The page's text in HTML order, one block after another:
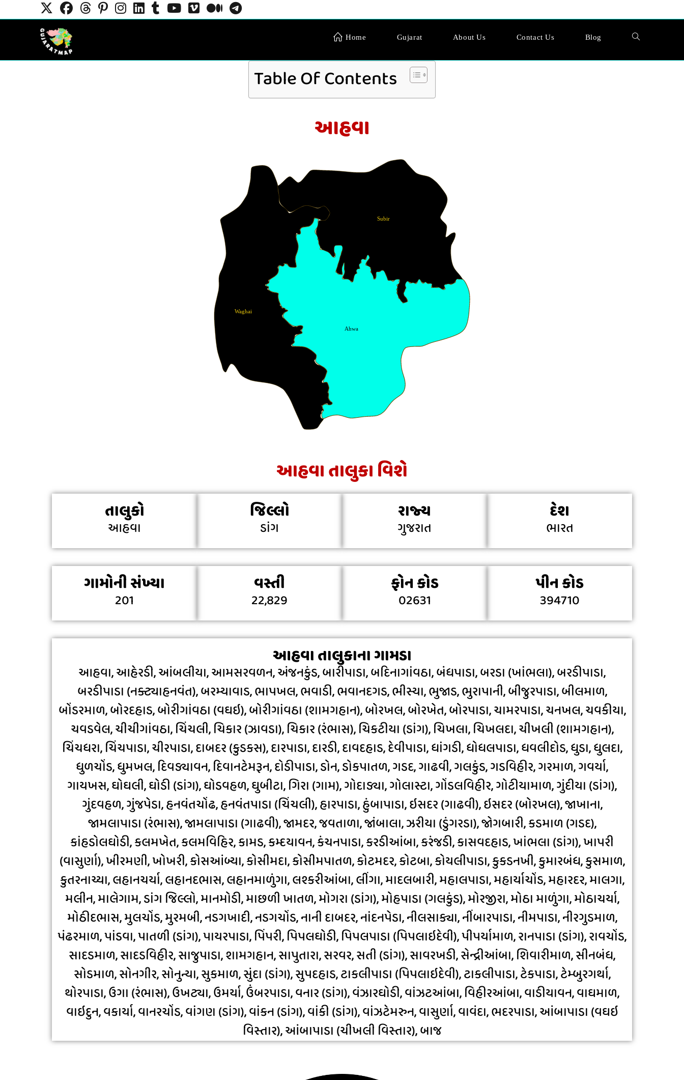
Home Gujarat About Us Contact Us Blog
Table Of Contents
આહવા
Waghai
Ahwa
Subir
આહવા તાલુકા વિશે
તાલુકો
આહવા
જિલ્લો
ડાંગ
રાજ્ય
ગુજરાત
દેશ
ભારત
ગામોની સંખ્યા
201
વસ્તી
22,829
ફોન કોડ
02631
પીન કોડ
394710
આહવા તાલુકાના ગામડા
આહવા, આહેરડી, આંબલીયા, આમસરવળન, અંજનકુંડ, બારીપાડા, બદિનાગાંવઠા, બંધપાડા, બરડા (ખાંભલા), બરડીપાડા,
બરડીપાડા (નક્ટ્યાહનવંત), બરમ્યાવાડ, ભાપખલ, ભવાડી, ભવાનદગડ, ભીસ્યા, ભુજાડ, ભુરાપાની, બીજુરપાડા, બીલમાળ,
બોંડરમાળ, બોરદહાડ, બોરીગાંવઠા (વઘઇ), બોરીગાંવઠા (શામગહાન), બોરખલ, બોરખેત, બોરપાડા, ચામરપાડા, ચનખલ, ચવકીયા,
ચવડવેલ, ચીચીગાંવઠા, ચિંચલી, ચિકાર (ઝાવડા), ચિકાર (રંભાસ), ચિકટીયા (ડાંગ), ચિખલા, ચિખલદા, ચીખલી (શામગહાન),
ચિંચધરા, ચિંચપાડા, ચીરપાડા, દાબદર (કુડકસ), દારપાડા, દારડી, દાવદહાડ, દેવીપાડા, ધાંગડી, ધોધલપાડા, ધવલીદોડ, ધુડા, ધુલદા,
ધુળચોંડ, ધુમખલ, દિવડ્યાવન, દિવાનટેમરૂન, દોડીપાડા, ડોન, ડોકપાતળ, ગડદ, ગાઢવી, ગલકુંડ, ગડવિહીર, ગરમાળ, ગવર્યા,
ગાયખસ, ઘોઘલી, ઘોડી (ડાંગ), ઘોડવહળ, ઘુબીટા, ગિરા (ગામ), ગોદાડ્યા, ગોલાસ્ટા, ગોંડલવિહીર, ગોટીયામાળ, ગુંદીયા (ડાંગ),
ગુંદવહળ, ગુંજપેડા, હનવંતચોંઢ, હનવંતપાડા (ચિંચલી), હારપાડા, હુંબાપાડા, ઇસદર (ગાઢવી), ઇસદર (બોરખલ), જાખાના,
જામલાપાડા (રંભાસ), જામલાપાડા (ગાઢવી), જામદર, જવતાળા, જાંબાલા, ઝરીયા (ડુંગરડા), જોગબારી, કડમાળ (ગડદ),
કાંહડોલઘોડી, કલમખેત, કલમવિહિર, કામડ, કમ્દયાવન, કંચનપાડા, કરડીઆંબા, કરંજડી, કાસવદહાડ, ખાંભલા (ડાંગ), ખાપરી
(વાસુર્ણા), ખીરમણી, ખોખરી, કોસઆંબ્યા, કોસીમદા, કોસીમપાતળ, કોટમદર, કોટબા, કોયલીપાડા, કુકડનખી, કુમારબંધ, કુસમાળ,
કુતરનાચ્યા, લહાનચર્યા, લહાનદભાસ, લહાનમાળુંગા, લશ્કરીઆંબા, લીંગા, માદલબારી, મહાલપાડા, મહાર્યાચોંડ, મહારદર, માલગા,
મલીન, માલેગામ, ડાંગ જિલ્લો, માનમોડી, માછળી ખાતળ, મોગરા (ડાંગ), મોહપાડા (ગલકુંડ), મોરજીરા, મોઠા માળુંગા, મોઠાચર્યા,
મોઠીદભાસ, મુલચોંડ, મુરમબી, નડગખાદી, નડગચોંડ, નાની દાબદર, નાંદનપેડા, નીલસાક્યા, નીંબારપાડા, નીમપાડા, નીરગુડમાળ,
પંઢરમાળ, પાંડવા, પાતળી (ડાંગ), પાયરપાડા, પિંપરી, પિપલઘોડી, પિપલપાડા (પિપલાઇદેવી), પીપર્યામાળ, રાનપાડા (ડાંગ), રાવચોંડ,
સાદડમાળ, સાદડવિહીર, સાજુપાડા, શામગહાન, સાપુતારા, સરવર, સતી (ડાંગ), સાવરખડી, સેન્દ્રીઆંબા, શિવારીમાળ, સીનબંધ,
સોડમાળ, સોનગીર, સોનુન્યા, સુકમાળ, સુંદા (ડાંગ), સુપદહાડ, ટાકલીપાડા (પિપલાઇદેવી), ટાકલીપાડા, ટેકપાડા, ટેમ્બુરગર્થા,
થોરપાડા, ઉગા (રંભાસ), ઉખટ્યા, ઉમર્યા, ઉંબરપાડા, વનાર (ડાંગ), વંઝારઘોડી, વાંઝટઆંબા, વિહીરઆંબા, વાડીયાવન, વાઘમાળ,
વાઇદુન, વકાર્યા, વાનરચોંડ, વાંગણ (ડાંગ), વાંકન (ડાંગ), વાંકી (ડાંગ), વાંઝટેમરુન, વાસુર્ણા, વાવંદા, ભદરપાડા, આંબાપાડા (વઘઇ
વિસ્તાર), આંબાપાડા (ચીખલી વિસ્તાર), બાજ